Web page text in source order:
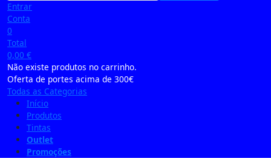
Entrar
Conta
0
Total
0,00 €
Não existe produtos no carrinho.
Oferta de portes acima de 300€
Todas as Categorias
Início
Produtos
Tintas
Outlet
Promoções